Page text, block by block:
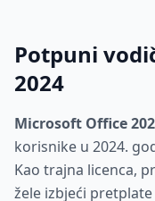
Potpuni
2024
Microsoft Office
korisnike u 2024.
Kao trajna licenca,
žele izbjeći